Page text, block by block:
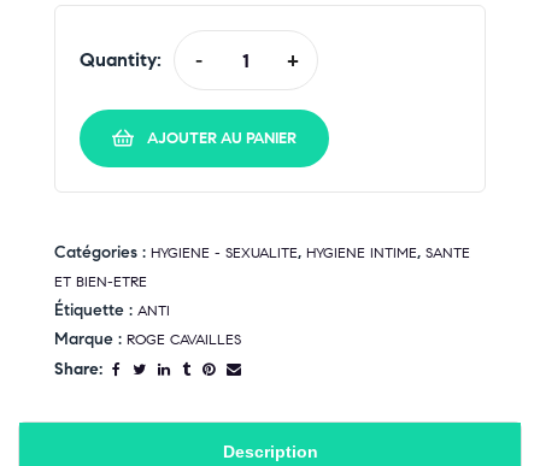
Quantity: - +
AJOUTER AU PANIER
Catégories : HYGIENE - SEXUALITE, HYGIENE INTIME, SANTE
ET BIEN-ETRE
Étiquette : ANTI
Marque : ROGE CAVAILLES
Share:
Description